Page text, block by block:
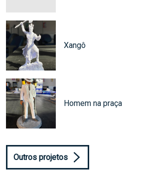
Xangô
Homem na praça
Outros projetos